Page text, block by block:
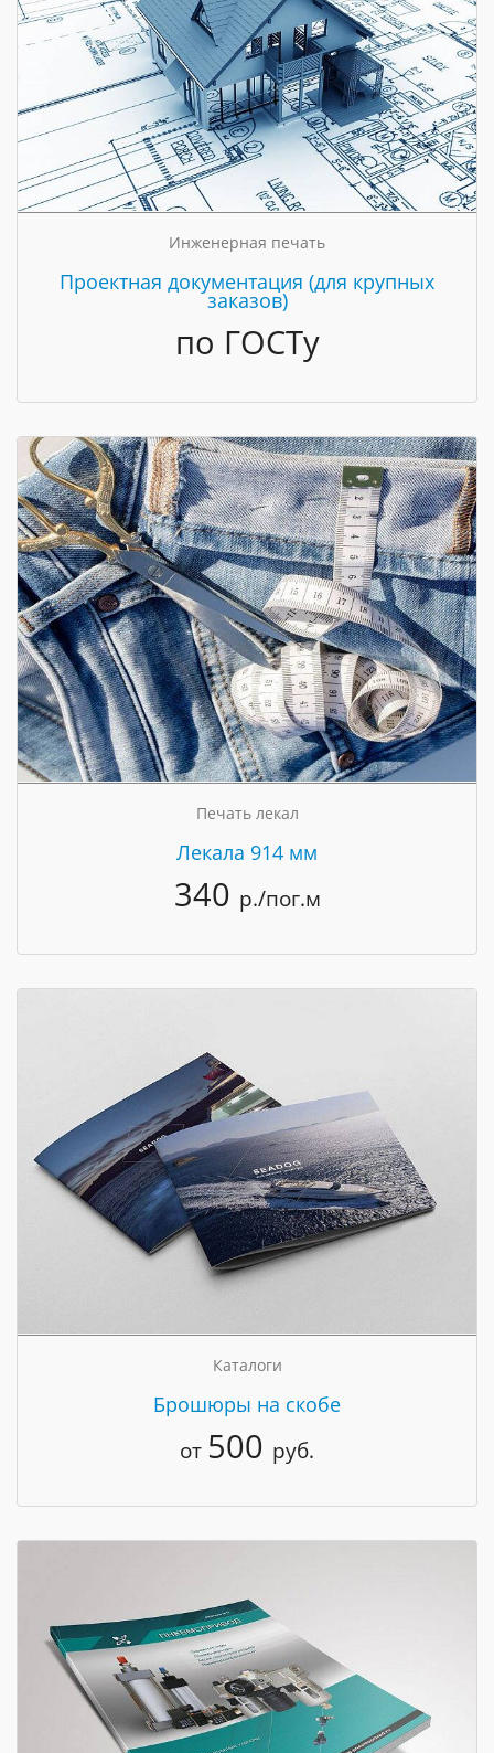
Инженерная печать
Проектная документация (для крупных
заказов)
по ГОСТу
Печать лекал
Лекала 914 мм
340 р./пог.м
Каталоги
Брошюры на скобе
от 500 руб.